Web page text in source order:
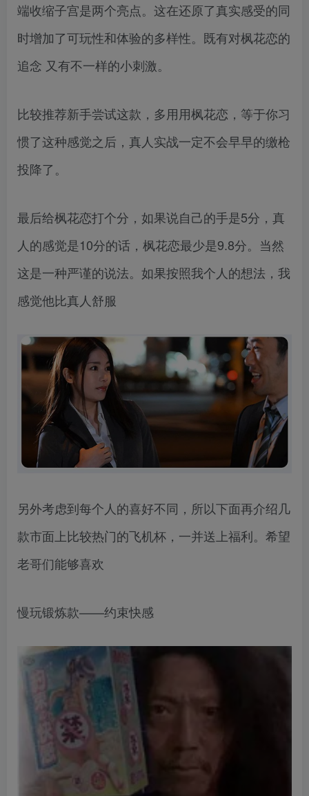
端收缩子宫是两个亮点。这在还原了真实感受的同
时增加了可玩性和体验的多样性。既有对枫花恋的
追念 又有不一样的小刺激。
比较推荐新手尝试这款，多用用枫花恋，等于你习
惯了这种感觉之后，真人实战一定不会早早的缴枪
投降了。
最后给枫花恋打个分，如果说自己的手是5分，真
人的感觉是10分的话，枫花恋最少是9.8分。当然
这是一种严谨的说法。如果按照我个人的想法，我
感觉他比真人舒服
另外考虑到每个人的喜好不同，所以下面再介绍几
款市面上比较热门的飞机杯，一并送上福利。希望
老哥们能够喜欢
慢玩锻炼款——约束快感